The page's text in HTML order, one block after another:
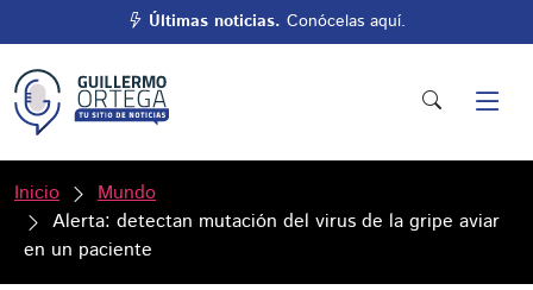
Últimas noticias. Conócelas aquí.
Inicio
Mundo
Alerta: detectan mutación del virus de la gripe aviar
en un paciente